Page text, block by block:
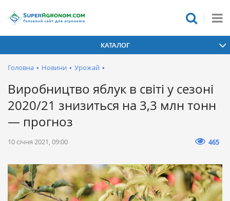
КАТАЛОГ
Головна • Новини • Урожай •
Виробництво яблук в світі у сезоні
2020/21 знизиться на 3,3 млн тонн
— прогноз
10 січня 2021, 09:00 465